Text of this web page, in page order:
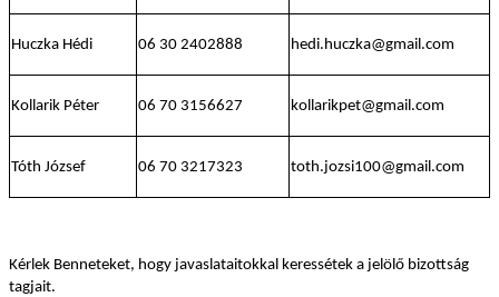
Huczka Hédi 06 30 2402888 hedi.huczka@gmail.com
Kollarik Péter 06 70 3156627 kollarikpet@gmail.com
Tóth József 06 70 3217323 toth.jozsi100@gmail.com
Kérlek Benneteket, hogy javaslataitokkal keressétek a jelölő bizottság
tagjait.